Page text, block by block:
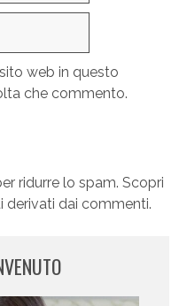
web in questo
che commento.
ridurre lo spam. Scopri
derivati dai commenti.